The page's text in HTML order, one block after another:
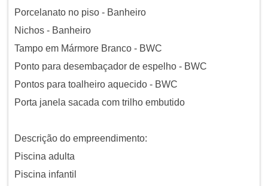
Porcelanato no piso - Banheiro
Nichos - Banheiro
Tampo em Mármore Branco - BWC
Ponto para desembaçador de espelho - BWC
Pontos para toalheiro aquecido - BWC
Porta janela sacada com trilho embutido
Descrição do empreendimento:
Piscina adulta
Piscina infantil